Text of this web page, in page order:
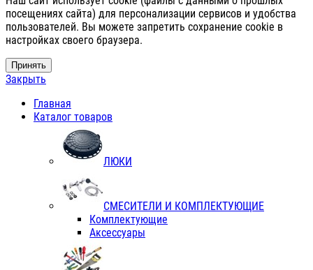
посещениях сайта) для персонализации сервисов и удобства
пользователей. Вы можете запретить сохранение cookie в
настройках своего браузера.
Принять
Закрыть
Главная
Каталог товаров
ЛЮКИ
СМЕСИТЕЛИ И КОМПЛЕКТУЮЩИЕ
Комплектующие
Аксессуары